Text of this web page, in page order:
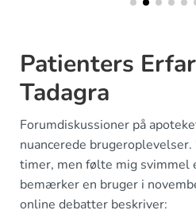
Patienters
Tadagra
Forumdiskussioner på
nuancerede
timer, men følte mig svimmel
bemærker en bruger i
online debatter beskriver: